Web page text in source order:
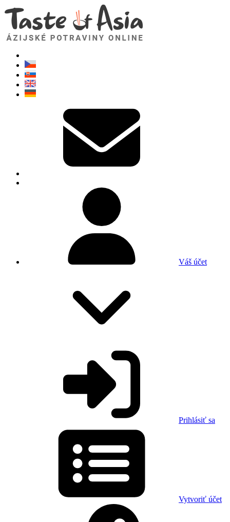
Váš účet
Prihlásiť sa
Vytvoriť účet
TasteOfAsia.sk
Neváhajte sa opýtať. Som tu pre vás!